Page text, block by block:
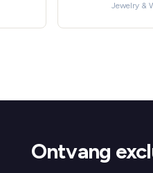
Jewelry &
Ontvang